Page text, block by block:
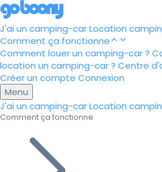
J'ai un camping-carLocation
Comment ça fonctionne
Comment louer un camping-car ?
location un camping-car ? Centre
Créer un compte Connexion
Menu
J'ai un camping-carLocation
Comment ça fonctionne